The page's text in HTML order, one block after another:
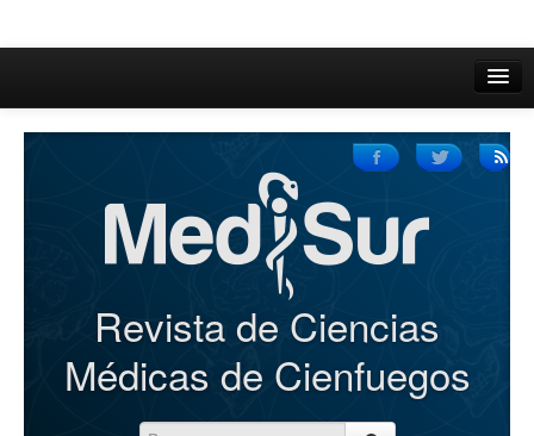
Inicio
Iniciar sesión
Registrarse
Revista de Ciencias
Médicas de Cienfuegos